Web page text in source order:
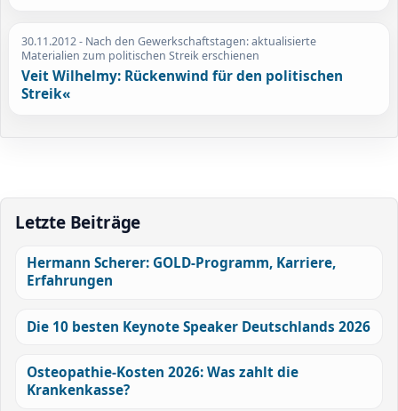
30.11.2012- Nach den Gewerkschaftstagen: aktualisierte
Materialien zum politischen Streik erschienen
Veit Wilhelmy: Rückenwind für den politischen
Streik«
Letzte Beiträge
Hermann Scherer: GOLD-Programm, Karriere,
Erfahrungen
Die 10 besten Keynote Speaker Deutschlands 2026
Osteopathie-Kosten 2026: Was zahlt die
Krankenkasse?